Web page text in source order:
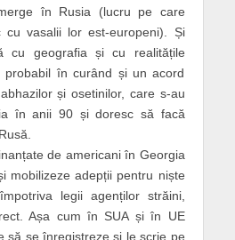
în Rusia (lucru pe care
vasalii lor est-europeni). Și
cu geografia și cu realitățile
probabil în curând și un acord
și osetinilor, care s-au
în anii 90 și doresc să facă
de americani în Georgia
mobilizeze adepții pentru niște
legii agenților străini,
Așa cum în SUA și în UE
să se înregistreze și le scrie pe